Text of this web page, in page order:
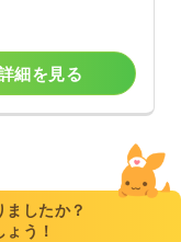
細を見る
したか？
う！